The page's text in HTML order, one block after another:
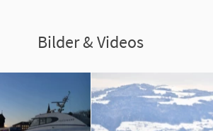
Bilder & Videos